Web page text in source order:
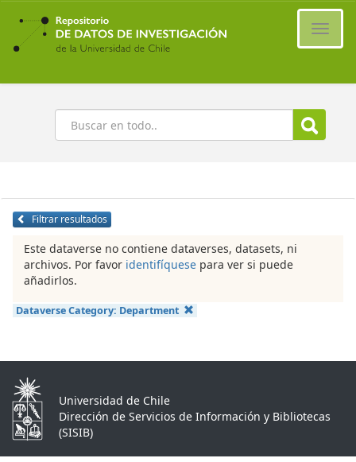
Ir
contenido
principal
Buscar
Filtrar resultados
Este dataverse no contiene dataverses, datasets, ni
archivos. Por favor identifíquese para ver si puede
añadirlos.
Dataverse Category: Department
Universidad de Chile
Dirección de Servicios de Información y Bibliotecas
(SISIB)